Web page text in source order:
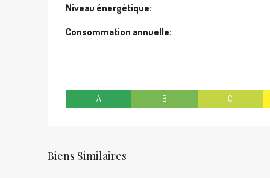
Niveau énergétique:
Consommation annuelle:
A B C
Biens Similaires